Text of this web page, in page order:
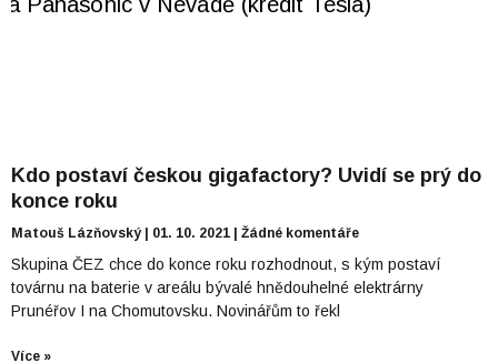
Kdo postaví českou gigafactory? Uvidí se prý do
konce roku
Matouš Lázňovský 01. 10. 2021 Žádné komentáře
Skupina ČEZ chce do konce roku rozhodnout, s kým postaví
továrnu na baterie v areálu bývalé hnědouhelné elektrárny
Prunéřov I na Chomutovsku. Novinářům to řekl
Více »